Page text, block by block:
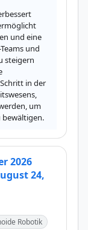
und eine
und
steigern
in der
um
bewältigen.
2026
24,
Robotik